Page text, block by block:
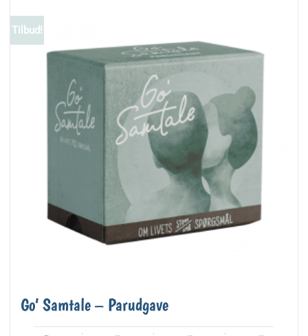
Tilbud!
Go’ Samtale – Parudgave